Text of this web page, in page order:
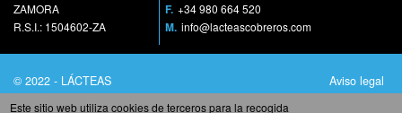
ZAMORA
R.S.I.: 1504602-ZA
F. +34 980 664 520
M. info@lacteascobreros.com
© 2022 - LÁCTEAS
COBREROS S.A. - Todos
Aviso legal
Política de privacidad
Este sitio web utiliza cookies de terceros para la recogida